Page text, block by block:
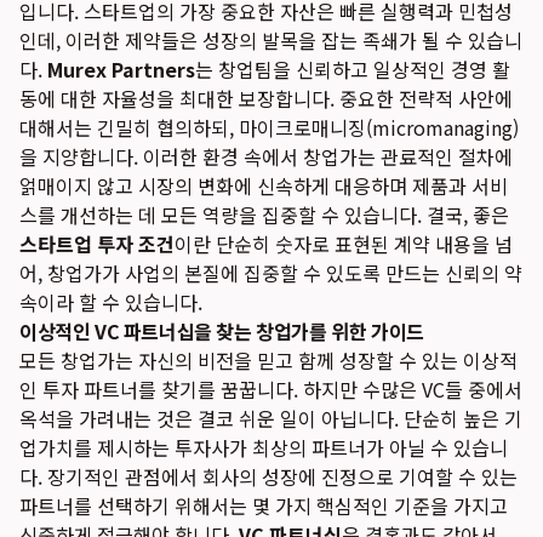
입니다. 스타트업의 가장 중요한 자산은 빠른 실행력과 민첩성
인데, 이러한 제약들은 성장의 발목을 잡는 족쇄가 될 수 있습니
다. Murex Partners는 창업팀을 신뢰하고 일상적인 경영 활
동에 대한 자율성을 최대한 보장합니다. 중요한 전략적 사안에
대해서는 긴밀히 협의하되, 마이크로매니징(micromanaging)
을 지양합니다. 이러한 환경 속에서 창업가는 관료적인 절차에
얽매이지 않고 시장의 변화에 신속하게 대응하며 제품과 서비
스를 개선하는 데 모든 역량을 집중할 수 있습니다. 결국, 좋은
스타트업 투자 조건이란 단순히 숫자로 표현된 계약 내용을 넘
어, 창업가가 사업의 본질에 집중할 수 있도록 만드는 신뢰의 약
속이라 할 수 있습니다.
이상적인 VC 파트너십을 찾는 창업가를 위한 가이드
모든 창업가는 자신의 비전을 믿고 함께 성장할 수 있는 이상적
인 투자 파트너를 찾기를 꿈꿉니다. 하지만 수많은 VC들 중에서
옥석을 가려내는 것은 결코 쉬운 일이 아닙니다. 단순히 높은 기
업가치를 제시하는 투자사가 최상의 파트너가 아닐 수 있습니
다. 장기적인 관점에서 회사의 성장에 진정으로 기여할 수 있는
파트너를 선택하기 위해서는 몇 가지 핵심적인 기준을 가지고